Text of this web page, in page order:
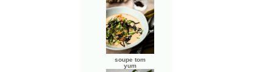
soupe tom
yum